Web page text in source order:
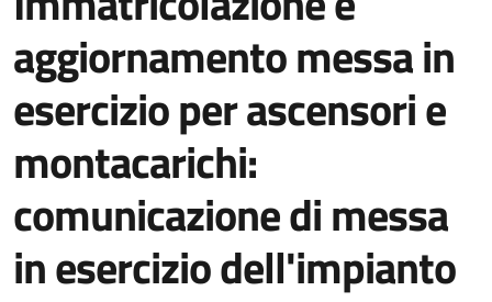
aggiornamento messa in
esercizio per ascensori e
montacarichi:
comunicazione di messa
in esercizio dell'impianto